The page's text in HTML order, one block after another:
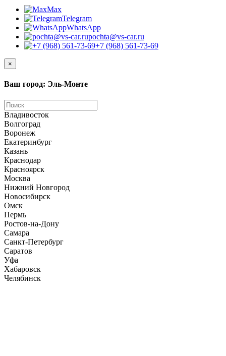
Max
Telegram
WhatsApp
pochta@vs-car.ru
+7 (968) 561-73-69
×
Ваш город: Эль-Монте
Владивосток
Волгоград
Воронеж
Екатеринбург
Казань
Краснодар
Красноярск
Москва
Нижний Новгород
Новосибирск
Омск
Пермь
Ростов-на-Дону
Самара
Санкт-Петербург
Саратов
Уфа
Хабаровск
Челябинск